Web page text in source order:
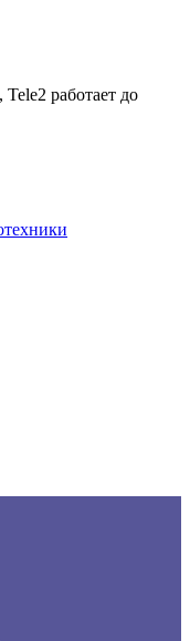
работает до